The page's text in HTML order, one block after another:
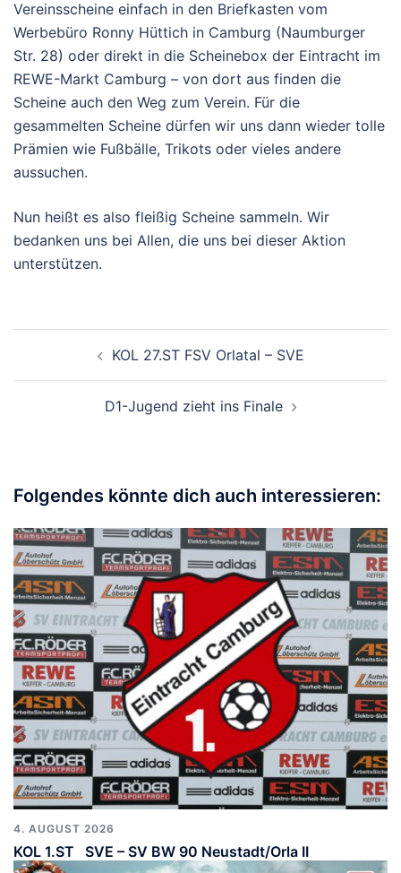
Vereinsscheine einfach in den Briefkasten vom
Werbebüro Ronny Hüttich in Camburg (Naumburger
Str. 28) oder direkt in die Scheinebox der Eintracht im
REWE-Markt Camburg – von dort aus finden die
Scheine auch den Weg zum Verein. Für die
gesammelten Scheine dürfen wir uns dann wieder tolle
Prämien wie Fußbälle, Trikots oder vieles andere
aussuchen.
Nun heißt es also fleißig Scheine sammeln. Wir
bedanken uns bei Allen, die uns bei dieser Aktion
unterstützen.
KOL 27.ST FSV Orlatal – SVE
D1-Jugend zieht ins Finale
Folgendes könnte dich auch interessieren:
4. AUGUST 2026
KOL 1.ST SVE – SV BW 90 Neustadt/Orla II